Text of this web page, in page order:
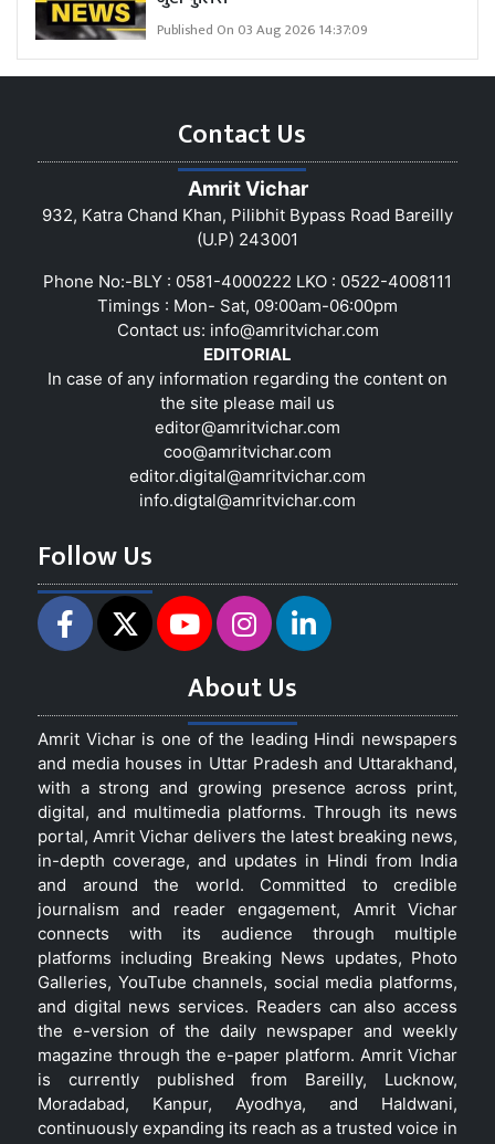
Published On 03 Aug 2026 14:37:09
Contact Us
Amrit Vichar
932, Katra Chand Khan, Pilibhit Bypass Road Bareilly
(U.P) 243001
Phone No:-BLY : 0581-4000222 LKO : 0522-4008111
Timings : Mon- Sat, 09:00am-06:00pm
Contact us: info@amritvichar.com
EDITORIAL
In case of any information regarding the content on
the site please mail us
editor@amritvichar.com
coo@amritvichar.com
editor.digital@amritvichar.com
info.digtal@amritvichar.com
Follow Us
About Us
Amrit Vichar is one of the leading Hindi newspapers
and media houses in Uttar Pradesh and Uttarakhand,
with a strong and growing presence across print,
digital, and multimedia platforms. Through its news
portal, Amrit Vichar delivers the latest breaking news,
in-depth coverage, and updates in Hindi from India
and around the world. Committed to credible
journalism and reader engagement, Amrit Vichar
connects with its audience through multiple
platforms including Breaking News updates, Photo
Galleries, YouTube channels, social media platforms,
and digital news services. Readers can also access
the e-version of the daily newspaper and weekly
magazine through the e-paper platform. Amrit Vichar
is currently published from Bareilly, Lucknow,
Moradabad, Kanpur, Ayodhya, and Haldwani,
continuously expanding its reach as a trusted voice in